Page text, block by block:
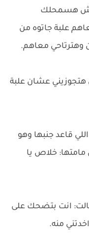
مش هسمحلك
علبة جاتوه من
وهترتاحي معاهم.
عشان علبة
قاعد جنبها وهو
خلاص يا
انت بتضحك على
منه.